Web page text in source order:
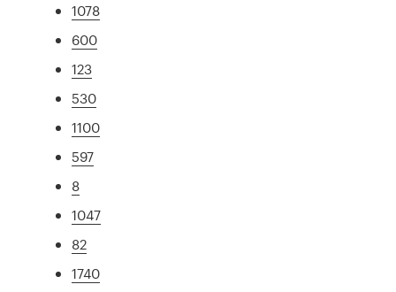
1078
600
123
530
1100
597
8
1047
82
1740